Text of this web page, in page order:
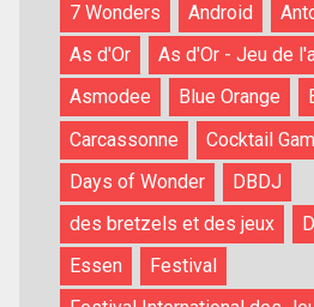
7 Wonders Android
As d'Or
As d'Or - Jeu de
Asmodee
Blue Orange
Carcassonne
Cocktail
Days of Wonder
DBDJ
des bretzels et des jeux
Essen
Festival